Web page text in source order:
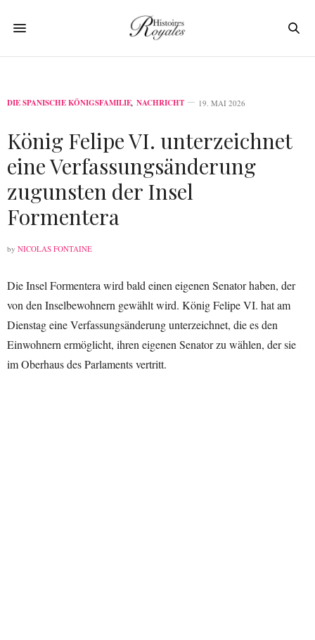
DIE SPANISCHE KÖNIGSFAMILIE, NACHRICHT 19. MAI 2026
König Felipe VI. unterzeichnet
eine Verfassungsänderung
zugunsten der Insel
Formentera
by NICOLAS FONTAINE
Die Insel Formentera wird bald einen eigenen Senator haben, der
von den Inselbewohnern gewählt wird. König Felipe VI. hat am
Dienstag eine Verfassungsänderung unterzeichnet, die es den
Einwohnern ermöglicht, ihren eigenen Senator zu wählen, der sie
im Oberhaus des Parlaments vertritt.